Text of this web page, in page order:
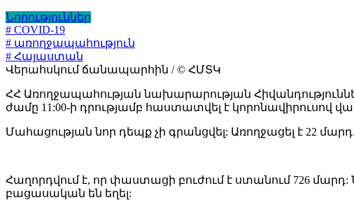
Նորություններ
# COVID-19
# առողջապահություն
# Հայաստան
Վերահսկում ճանապարհին / © ՀՄՏԿ
ՀՀ Առողջապահության նախարարության
ժամը 11:00-ի դրությամբ հաստատվել է կորոնավիրուսով
Մահացության նոր դեպք չի գրանցվել: Առողջացել է 22
Հաղորդվում է, որ փաստացի բուժում է ստանում 726
բացասական են եղել: